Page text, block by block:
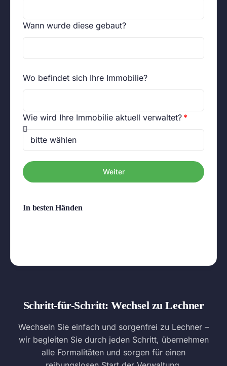
Wann wurde diese gebaut?
Wo befindet sich Ihre Immobilie?
Wie wird Ihre Immobilie aktuell verwaltet?
Weiter
In besten Händen
Schritt-für-Schritt: Wechsel zu Lechner
Wechseln Sie einfach und sorgenfrei zu Lechner –
wir begleiten Sie durch jeden Schritt, übernehmen
alle Formalitäten und sorgen für einen